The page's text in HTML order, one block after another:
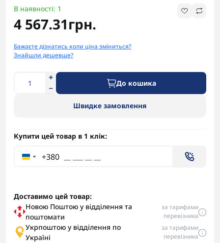
В наявності: 1
4 567.31грн.
Бажаєте дізнатись коли ціна зміниться?
Знайшли дешевше?
До кошика
Швидке замовлення
Купити цей товар в 1 клік:
+380
Доставимо цей товар:
Новою Поштою у відділення та
поштомати
за тарифами
перевізника
Укрпоштою у відділення по
Україні
за тарифами
перевізника